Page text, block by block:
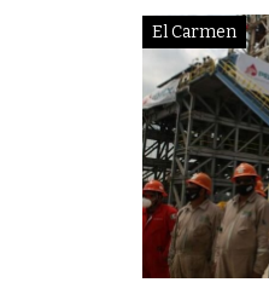
El Carmen